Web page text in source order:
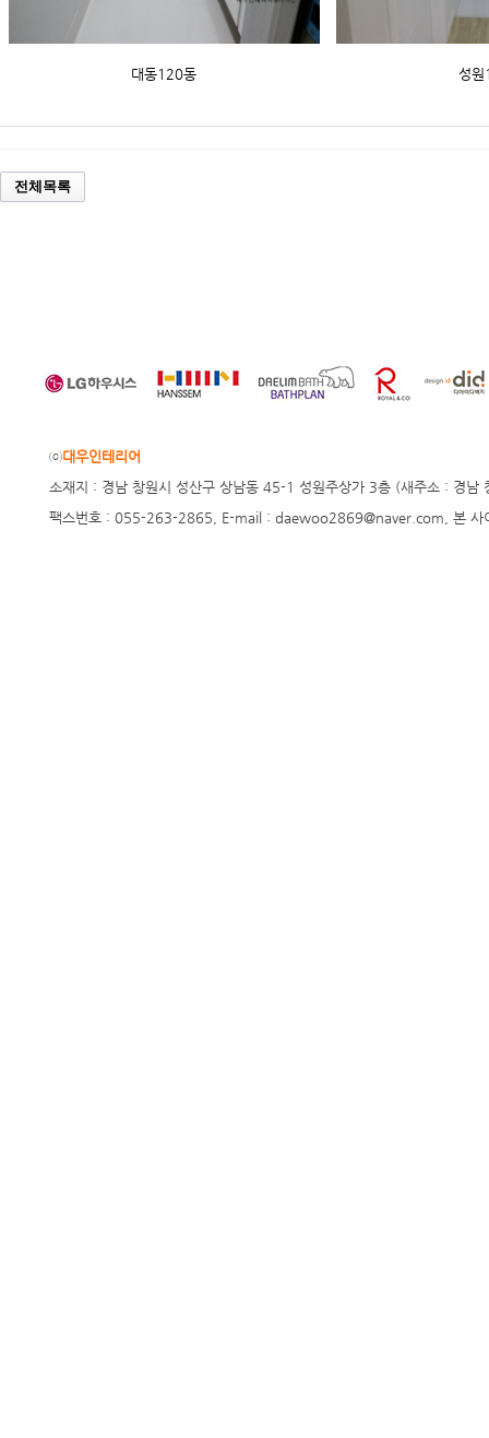
대동120동 성
전체목록
ⓒ대우인테리어
소재지 : 경남 창원시 성산구 상남동 45-1 성원주상가 3층 (새주소 :
팩스번호 : 055-263-2865, E-mail : daewoo2869@naver.com, 본 사이